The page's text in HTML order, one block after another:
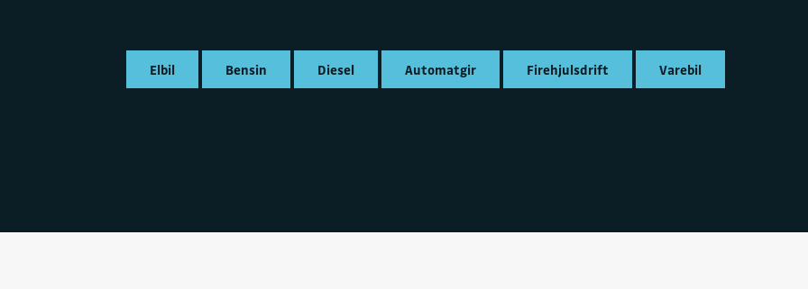
Elbil Bensin Diesel Automatgir Firehjulsdrift Varebil